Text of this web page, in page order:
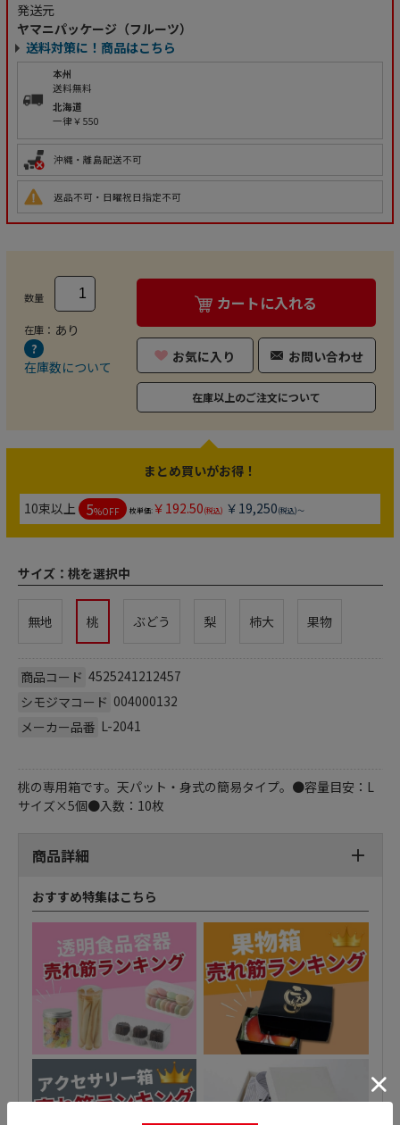
発送元
ヤマニパッケージ（フルーツ）
送料対策に！商品はこちら
本州
送料無料
北海道
一律￥550
沖縄・離島配送不可
返品不可・日曜祝日指定不可
数量
在庫： あり
在庫数について
カートに入れる
お気に入り お問い合わせ
在庫以上のご注文について
まとめ買いがお得！
10束以上 5%OFF 枚単価:￥192.50(税込) ￥19,250(税込)～
サイズ： 桃を選択中
無地 桃 ぶどう 梨 柿大 果物
商品コード 4525241212457
シモジマコード 004000132
メーカー品番 L-2041
桃の専用箱です。天パット・身式の簡易タイプ。●容量目安：L
サイズ×5個●入数：10枚
商品詳細
おすすめ特集はこちら